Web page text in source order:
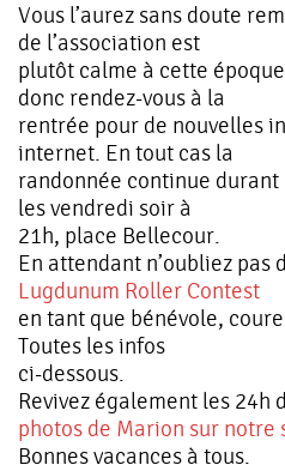
Vous l’aurez sans doute
de l’association est
plutôt calme à cette
donc rendez-vous à la
rentrée pour de nouvelles
internet. En tout cas la
randonnée continue durant
les vendredi soir à
21h, place Bellecour.
En attendant n’oubliez pas
Lugdunum Roller Contest
en tant que bénévole,
Toutes les infos
ci-dessous.
Revivez également les 24h
photos de Marion sur notre
Bonnes vacances à tous.